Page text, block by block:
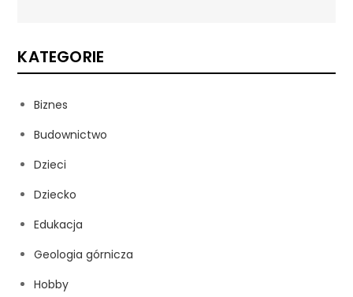
KATEGORIE
Biznes
Budownictwo
Dzieci
Dziecko
Edukacja
Geologia górnicza
Hobby